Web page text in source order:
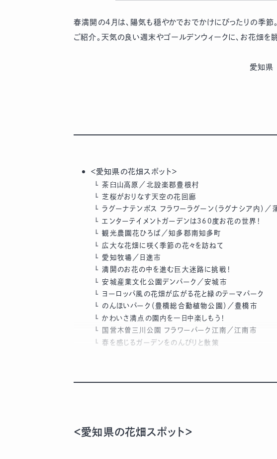
春満開の4月は、陽気も穏やかでおでかけにぴったりの季
ご紹介。天気の良い週末やゴールデンウィークに、お花畑を
愛知県
＜愛知県の花畑スポット＞
茶臼山高原／北設楽郡豊根村
芝桜がおりなす天空の花回廊
ラグーナテンボス フラワーラグーン（ラグナシア内）／
エンターテイメントガーデンは360度お花の世界！
観光農園花ひろば／知多郡南知多町
広大な花畑に咲く季節の花々を訪ねて
愛知牧場／日進市
満開のお花の中を進む巨大迷路に挑戦！
安城産業文化公園デンパーク／安城市
ヨーロッパ風の花畑が広がる花と緑のテーマパーク
のんほいパーク（豊橋総合動植物公園）／豊橋市
かわいさ満点の園内を一日中楽しもう！
国営木曽三川公園 フラワーパーク江南／江南市
春を感じるガーデンをのんびりと散策
＜愛知県の花畑スポット＞